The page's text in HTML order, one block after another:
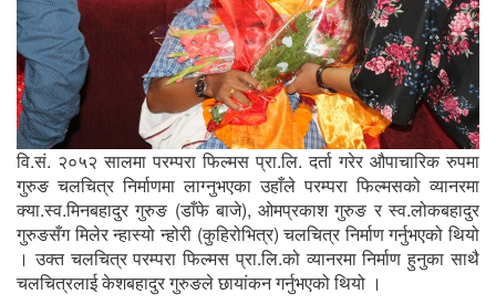
वि.सं. २०५२ सालमा परम्परा फिल्मस प्रा.लि. दर्ता गरेर औपाचारिक रुपमा
गुरुङ चलचित्र निर्माणमा लाग्नुभएका उहाँले परम्परा फिल्मसको व्यानरमा
क्या.स्व.मिनबहादुर गुरुङ (डाँफे बाजे), ओमप्रकाश गुरुङ र स्व.लोकबहादुर
गुरुङसँग मिलेर न्हास्यो न्होरी (कुहिरोभित्र) चलचित्र निर्माण गर्नुभएको थियो
। उक्त चलचित्र परम्परा फिल्मस प्रा.लि.को व्यानरमा निर्माण हुनुका साथै
चलचित्रलाई केशबहादुर गुरुङले छायांकन गर्नुभएको थियो ।